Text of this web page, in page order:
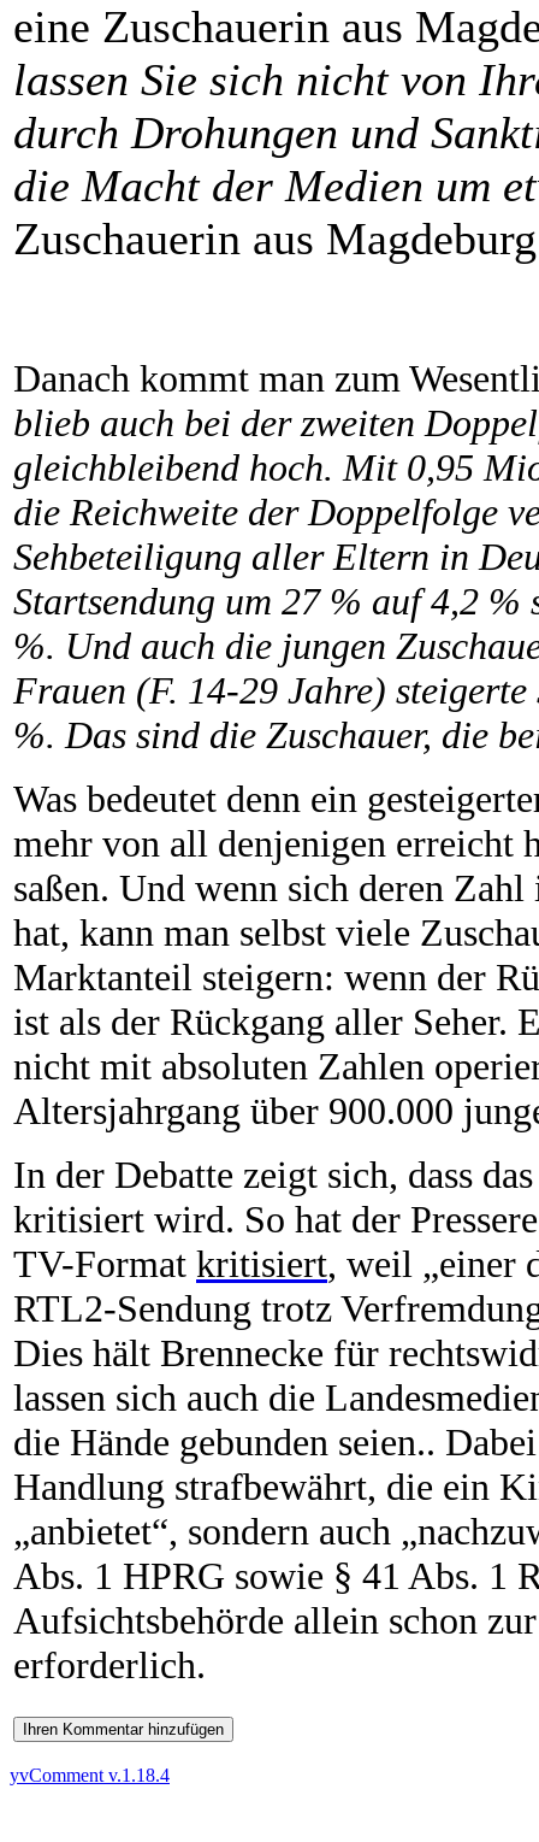
eine Zuschauerin aus
lassen Sie sich nicht von
durch Drohungen und
die Macht der Medien um
Zuschauerin aus Magdeburg
Danach kommt man zum
blieb auch bei der zweiten
gleichbleibend hoch. Mit 0,95
die Reichweite der Doppelfolge
Sehbeteiligung aller Eltern in
Startsendung um 27 % auf 4,2
%. Und auch die jungen
Frauen (F. 14-29 Jahre)
%. Das sind die Zuschauer, die
Was bedeutet denn ein
mehr von all denjenigen erreicht
saßen. Und wenn sich deren
hat, kann man selbst viele
Marktanteil steigern: wenn der
ist als der Rückgang aller Seher.
nicht mit absoluten Zahlen
Altersjahrgang über 900.000
In der Debatte zeigt sich, dass
kritisiert wird. So hat der
TV-Format kritisiert, weil „einer
RTL2-Sendung trotz
Dies hält Brennecke für
lassen sich auch die
die Hände gebunden seien..
Handlung strafbewährt, die ein
„anbietet“, sondern auch
Abs. 1 HPRG sowie § 41 Abs. 1
Aufsichtsbehörde allein schon
erforderlich.
Ihren Kommentar hinzufügen
yvComment v.1.18.4